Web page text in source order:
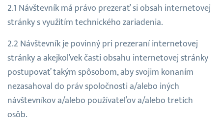
Návštevník má právo prezerať si obsah internetovej
stránky s využitím technického zariadenia.
Návštevník je povinný pri prezeraní internetovej
stránky a akejkoľvek časti obsahu internetovej stránky
postupovať takým spôsobom, aby svojim konaním
nezasahoval do práv spoločnosti a/alebo iných
návštevníkov a/alebo používateľov a/alebo tretích
osôb.